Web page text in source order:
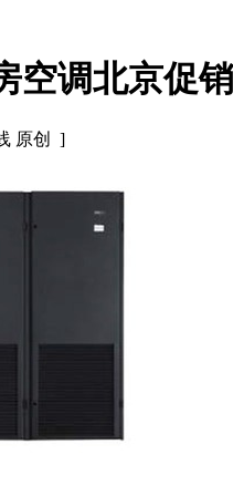
空调北京促
原创 ]